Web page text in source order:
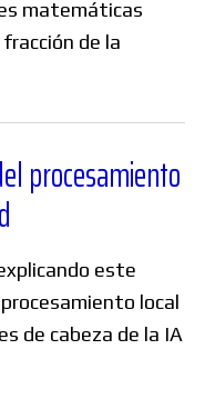
matemáticas
de la
procesamiento
este
local
de cabeza de la IA